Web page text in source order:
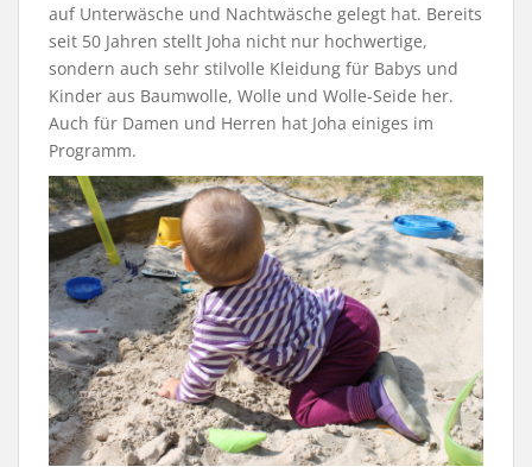
auf Unterwäsche und Nachtwäsche gelegt hat. Bereits
seit 50 Jahren stellt Joha nicht nur hochwertige,
sondern auch sehr stilvolle Kleidung für Babys und
Kinder aus Baumwolle, Wolle und Wolle-Seide her.
Auch für Damen und Herren hat Joha einiges im
Programm.